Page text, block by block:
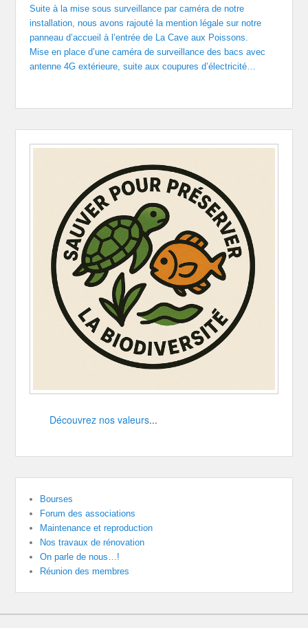
Suite à la mise sous surveillance par caméra de notre
installation, nous avons rajouté la mention légale sur notre
panneau d’accueil à l’entrée de La Cave aux Poissons.
Mise en place d’une caméra de surveillance des bacs avec
antenne 4G extérieure, suite aux coupures d’électricité…
Découvrez nos valeurs...
Bourses
Forum des associations
Maintenance et reproduction
Nos travaux de rénovation
On parle de nous…!
Réunion des membres